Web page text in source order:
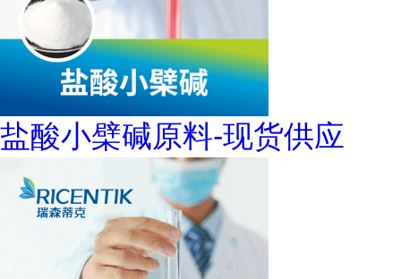
盐酸小檗碱原料-现货供应